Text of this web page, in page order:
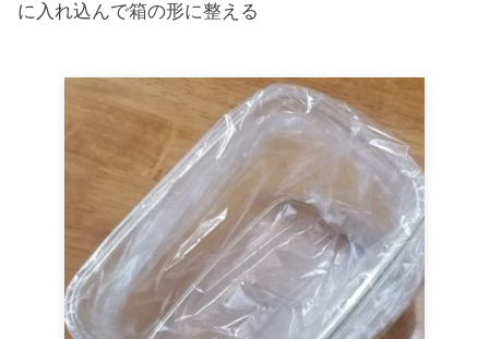
に入れ込んで箱の形に整える